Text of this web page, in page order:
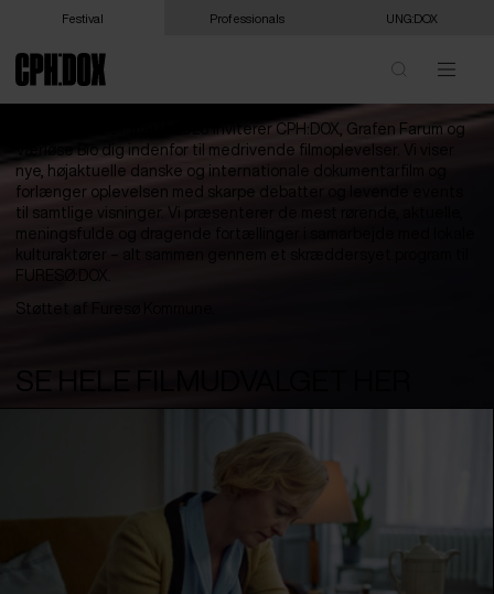
Festival Professionals UNG:DOX
Fra den 19. til 21. marts 2026 inviterer CPH:DOX, Grafen Farum og
Værløse Bio dig indenfor til medrivende filmoplevelser. Vi viser
nye, højaktuelle danske og internationale dokumentarfilm og
forlænger oplevelsen med skarpe debatter og levende events
til samtlige visninger. Vi præsenterer de mest rørende, aktuelle,
meningsfulde og dragende fortællinger i samarbejde med lokale
kulturaktører – alt sammen gennem et skræddersyet program til
FURESØ:DOX.
Støttet af Furesø Kommune.